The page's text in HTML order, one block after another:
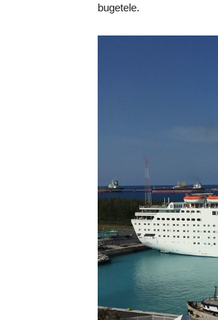
bugetele.